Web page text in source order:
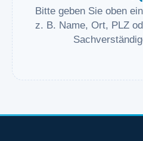
Bitte geben Sie oben
z. B. Name, Ort, PLZ